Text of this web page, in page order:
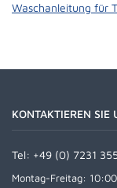
Waschanleitung für
KONTAKTIEREN SIE
Tel: +49 (0) 7231
Montag-Freitag: